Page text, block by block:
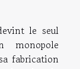
le seul
monopole
fabrication